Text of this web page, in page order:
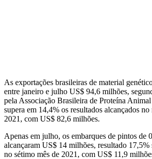
As exportações brasileiras de material
entre janeiro e julho US$ 94,6 milhões,
pela Associação Brasileira de Proteína
supera em 14,4% os resultados alcançados
2021, com US$ 82,6 milhões.
Apenas em julho, os embarques de pintos de
alcançaram US$ 14 milhões, resultado 17,5%
no sétimo mês de 2021, com US$ 11,9